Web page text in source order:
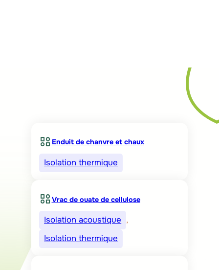
Enduit de chanvre et chaux
Isolation thermique
Vrac de ouate de cellulose
Isolation acoustique ,
Isolation thermique